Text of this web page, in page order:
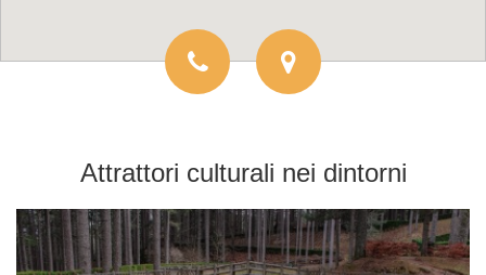
Attrattori culturali nei dintorni